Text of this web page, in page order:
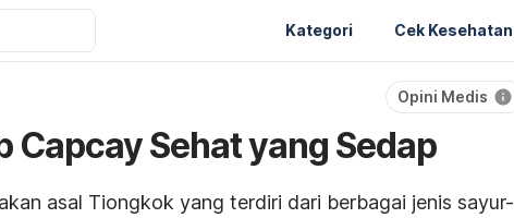
Kategori Cek Kesehatan
Opini Medis
Capcay Sehat yang Sedap
asal Tiongkok yang terdiri dari berbagai jenis sayur-